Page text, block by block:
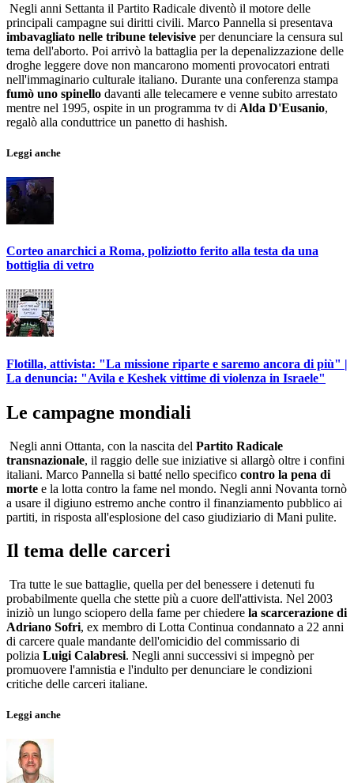
Negli anni Settanta il Partito Radicale diventò il motore delle
principali campagne sui diritti civili. Marco Pannella si presentava
imbavagliato nelle tribune televisive per denunciare la censura sul
tema dell'aborto. Poi arrivò la battaglia per la depenalizzazione delle
droghe leggere dove non mancarono momenti provocatori entrati
nell'immaginario culturale italiano. Durante una conferenza stampa
fumò uno spinello davanti alle telecamere e venne subito arrestato
mentre nel 1995, ospite in un programma tv di Alda D'Eusanio,
regalò alla conduttrice un panetto di hashish.
Leggi anche
Corteo anarchici a Roma, poliziotto ferito alla testa da una
bottiglia di vetro
Flotilla, attivista: "La missione riparte e saremo ancora di più" |
La denuncia: "Avila e Keshek vittime di violenza in Israele"
Le campagne mondiali
Negli anni Ottanta, con la nascita del Partito Radicale
transnazionale, il raggio delle sue iniziative si allargò oltre i confini
italiani. Marco Pannella si batté nello specifico contro la pena di
morte e la lotta contro la fame nel mondo. Negli anni Novanta tornò
a usare il digiuno estremo anche contro il finanziamento pubblico ai
partiti, in risposta all'esplosione del caso giudiziario di Mani pulite.
Il tema delle carceri
Tra tutte le sue battaglie, quella per del benessere i detenuti fu
probabilmente quella che stette più a cuore dell'attivista. Nel 2003
iniziò un lungo sciopero della fame per chiedere la scarcerazione di
Adriano Sofri, ex membro di Lotta Continua condannato a 22 anni
di carcere quale mandante dell'omicidio del commissario di
polizia Luigi Calabresi. Negli anni successivi si impegnò per
promuovere l'amnistia e l'indulto per denunciare le condizioni
critiche delle carceri italiane.
Leggi anche